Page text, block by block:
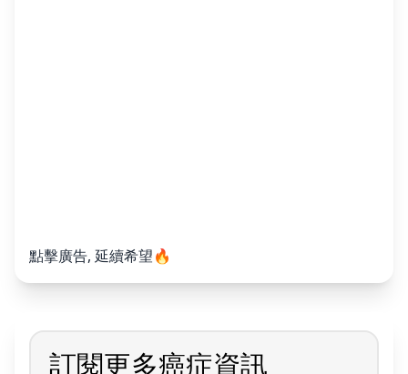
點擊廣告, 延續希望🔥
訂閱更多癌症資訊